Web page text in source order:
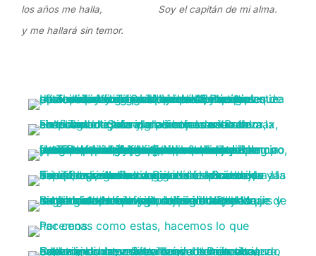
los años me halla,
y me hallará sin temor.
Soy el capitán de mi alma.